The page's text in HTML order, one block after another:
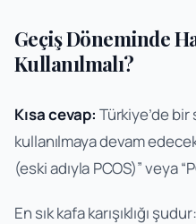
Geçiş Döneminde
Kullanılmalı?
Kısa cevap: Türkiye’de
kullanılmaya devam
(eski adıyla PCOS)” veya
En sık kafa karışıklığı